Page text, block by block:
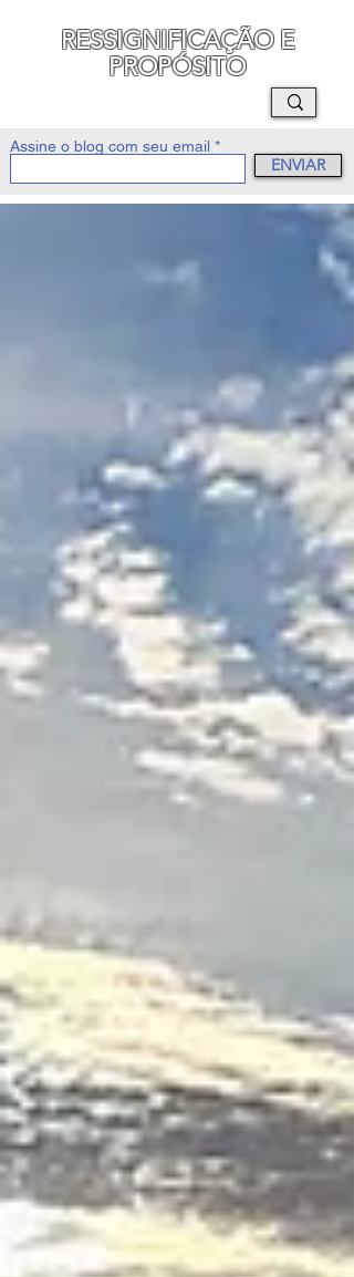
RESSIGNIFICAÇÃO E
PROPÓSITO
Assine o blog com seu email
ENVIAR